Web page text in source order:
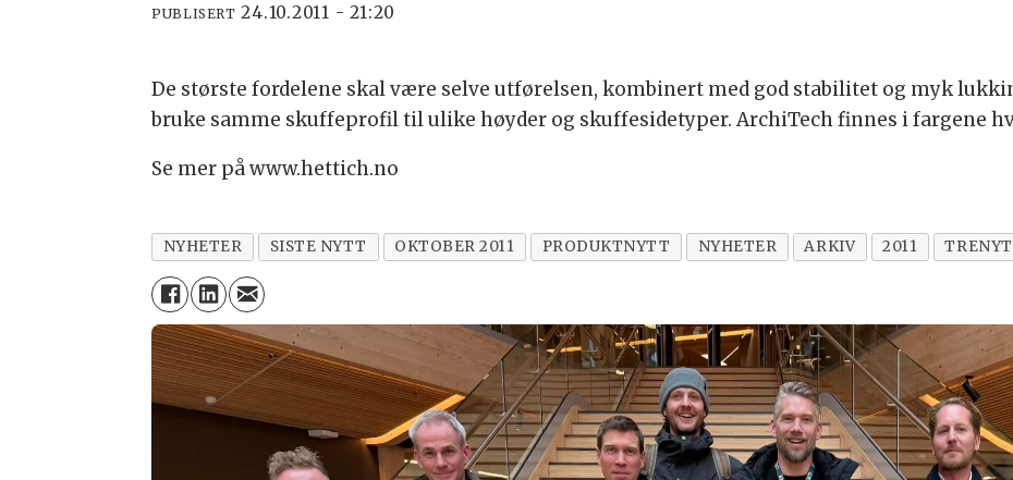
PUBLISERT 24.10.2011 - 21:20
De største fordelene skal være selve utførelsen, kombinert med god stabilitet og myk
bruke samme skuffeprofil til ulike høyder og skuffesidetyper. ArchiTech finnes i fargene
Se mer på www.hettich.no
NYHETER SISTE NYTT OKTOBER 2011 PRODUKTNYTT NYHETER ARKIV 2011